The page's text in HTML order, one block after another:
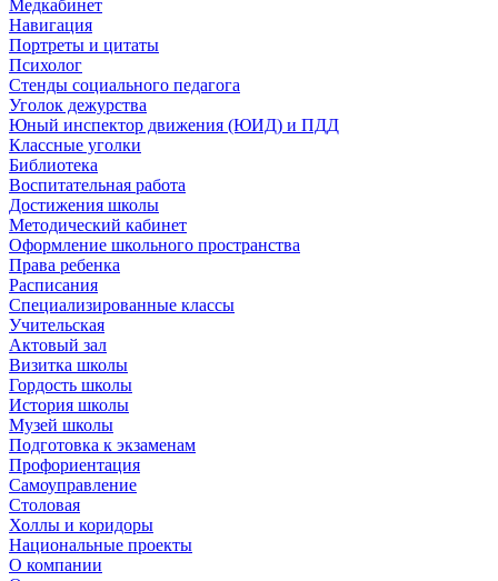
Медкабинет
Навигация
Портреты и цитаты
Психолог
Стенды социального педагога
Уголок дежурства
Юный инспектор движения (ЮИД) и ПДД
Классные уголки
Библиотека
Воспитательная работа
Достижения школы
Методический кабинет
Оформление школьного пространства
Права ребенка
Расписания
Специализированные классы
Учительская
Актовый зал
Визитка школы
Гордость школы
История школы
Музей школы
Подготовка к экзаменам
Профориентация
Самоуправление
Столовая
Холлы и коридоры
Национальные проекты
О компании